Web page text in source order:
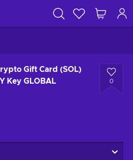
Gift Card (SOL)
Key GLOBAL
0